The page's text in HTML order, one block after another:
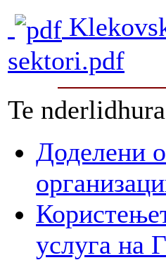
sektori.pdf
Te
Доделени
услуга на